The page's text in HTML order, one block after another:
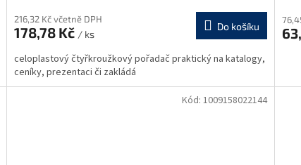
216,32 Kč včetně DPH
178,78 Kč / ks
Do košíku
celoplastový čtyřkroužkový pořadač praktický na katalogy,
ceníky, prezentaci či zakládá
Kód: 1009158022144